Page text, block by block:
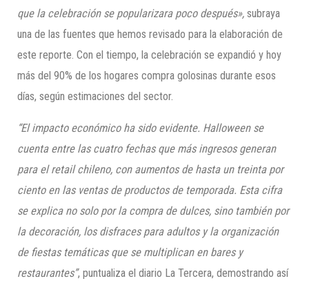
que la celebración se popularizara poco después», subraya
una de las fuentes que hemos revisado para la elaboración de
este reporte. Con el tiempo, la celebración se expandió y hoy
más del 90% de los hogares compra golosinas durante esos
días, según estimaciones del sector.
“El impacto económico ha sido evidente. Halloween se
cuenta entre las cuatro fechas que más ingresos generan
para el retail chileno, con aumentos de hasta un treinta por
ciento en las ventas de productos de temporada. Esta cifra
se explica no solo por la compra de dulces, sino también por
la decoración, los disfraces para adultos y la organización
de fiestas temáticas que se multiplican en bares y
restaurantes”, puntualiza el diario La Tercera, demostrando así